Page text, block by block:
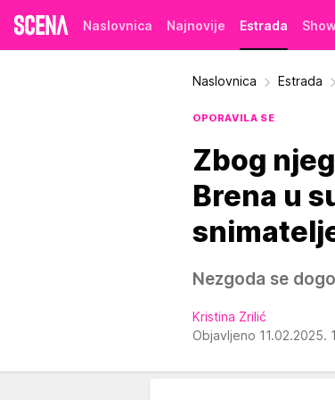
Naslovnica Najnovije Estrada
Naslovnica Estrada
OPORAVILA SE
Zbog
Brena u
Nezgoda se
Kristina Zrilić
Objavljeno 11.02.2025.